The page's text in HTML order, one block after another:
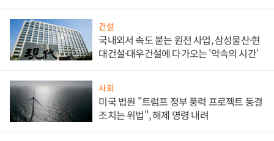
건설
국내외서 속도 붙는 원전 사업, 삼성물산·현
대건설·대우건설에 다가오는 '약속의 시간'
사회
미국 법원 "트럼프 정부 풍력 프로젝트 동결
조치는 위법", 해제 명령 내려